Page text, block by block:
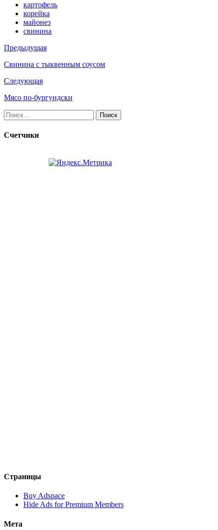
картофель
корейка
майонез
свинина
Предыдущая
Свинина с тыквенным соусом
Следующая
Мясо по-бургундски
Найти:
Счетчики
Страницы
Buy Adspace
Hide Ads for Premium Members
Мета